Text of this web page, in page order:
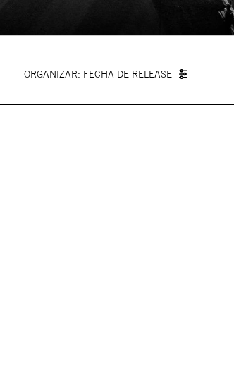
FECHA DE RELEASE